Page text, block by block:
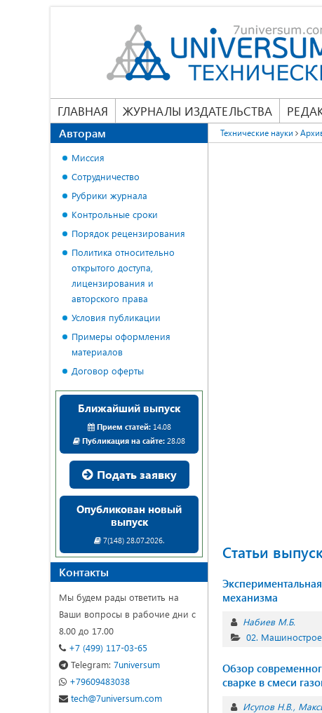
ГЛАВНАЯ ЖУРНАЛЫ ИЗДАТЕЛЬСТВА
Технические науки
Статьи
механизма
Набиев М.Б.
02.
Обзор
сварке в смеси
Исупов Н.В.
Авторам
Миссия
Сотрудничество
Рубрики журнала
Контрольные сроки
Порядок рецензирования
Политика относительно
открытого доступа,
лицензирования и
авторского права
Условия публикации
Примеры оформления
материалов
Договор оферты
Ближайший выпуск
Прием статей:14.08
Публикация на сайте: 28.08
Подать заявку
Опубликован новый
выпуск
7(148) 28.07.2026.
Контакты
Мы будем рады ответить на
Ваши вопросы в рабочие дни с
8.00 до 17.00
+7 (499) 117-03-65
Telegram: 7universum
+79609483038
tech@7universum.com